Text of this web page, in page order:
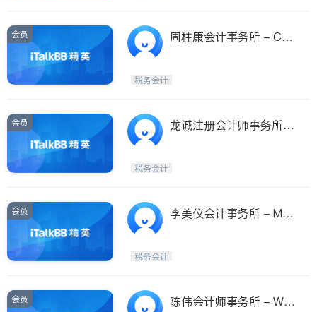
会员
周柱康会计事务所 - Cho
税务会计
会员
龙诚注册会计师事务所 -
税务会计
会员
李美仪会计事务所 - Mei
税务会计
会员
陈伟会计师事务所 - Will